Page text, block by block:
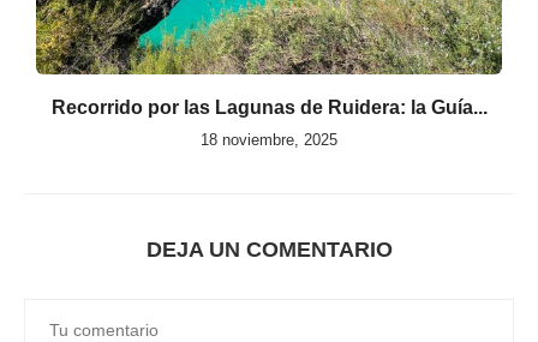
Recorrido por las Lagunas de Ruidera: la Guía...
18 noviembre, 2025
DEJA UN COMENTARIO